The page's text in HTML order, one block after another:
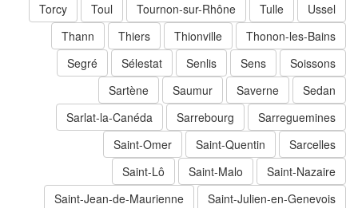
Ussel
Tulle
Tournon-sur-Rhône
Torcy
Thonon-les-Bains
Thionville
Thiers
Thann
Soissons
Sens
Senlis
Sélestat
Segré
Sedan
Saverne
Saumur
Sartène
Sarreguemines
Sarrebourg
Sarlat-la-Canéda
Sarcelles
Saint-Quentin
Saint-Omer
Saint-Nazaire
Saint-Malo
Saint-Lô
Saint-Julien-en-Genevois
Saint-Jean-de-Maurienne